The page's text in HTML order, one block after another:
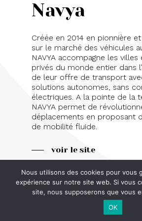
Navya
Créée en 2014 en pionnière
sur le marché des véhicules
NAVYA accompagne les
privés du monde entier dans
de leur offre de transport
solutions autonomes, sans
électriques. A la pointe de la
NAVYA permet de
déplacements en proposant
de mobilité fluide.
voir le site
retour aux
Nous utilisons des cookies pour vous
expérience sur notre site web. Si vous
site, nous supposerons que vous
OK